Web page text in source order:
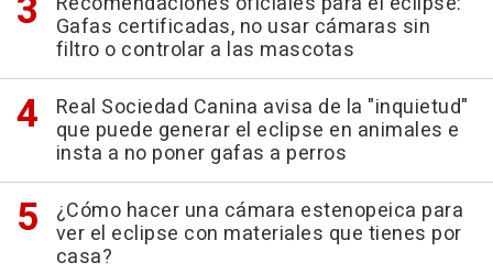
Gafas certificadas, no usar cámaras sin
filtro o controlar a las mascotas
Real Sociedad Canina avisa de la "inquietud"
que puede generar el eclipse en animales e
insta a no poner gafas a perros
¿Cómo hacer una cámara estenopeica para
ver el eclipse con materiales que tienes por
casa?